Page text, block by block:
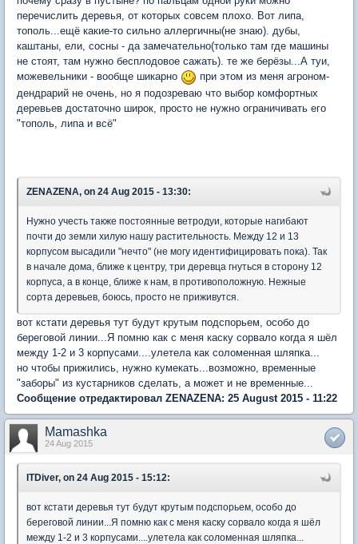
перечислить деревья, от которых совсем плохо. Вот липа,
тополь...ещё какие-то сильно аллергичны(не знаю). дубы,
каштаны, ели, сосны - да замечательно(только там где машины
не стоят, там нужно бесплодовое сажать). те же берёзы...А туи,
можевельники - вообще шикарно
при этом из меня агроном-
дендрарий не очень, но я подозреваю что выбор комфортных
деревьев достаточно широк, просто не нужно ограничивать его
"тополь, липа и всё"
ZENAZENA, on 24 Aug 2015 - 13:30:
Нужно учесть также постоянные ветродуи, которые нагибают
почти до земли хилую нашу растительность. Между 12 и 13
корпусом высадили "нечто" (не могу идентифицировать пока). Так
в начале дома, ближе к центру, три деревца гнуться в сторону 12
корпуса, а в конце, ближе к нам, в противоположную. Нежные
сорта деревьев, боюсь, просто не приживутся.
вот кстати деревья тут будут крутым подспорьем, особо до
береговой линии...Я помню как с меня каску сорвало когда я шёл
между 1-2 и 3 корпусами....улетела как соломенная шляпка...
но чтобы прижились, нужно кумекать...возможно, временные
"заборы" из кустарников сделать, а может и не временные...
Сообщение отредактировал ZENAZENA: 25 August 2015 - 11:22
Mamashka
24 Aug 2015
ITDiver, on 24 Aug 2015 - 15:12:
вот кстати деревья тут будут крутым подспорьем, особо до
береговой линии...Я помню как с меня каску сорвало когда я шёл
между 1-2 и 3 корпусами....улетела как соломенная шляпка...